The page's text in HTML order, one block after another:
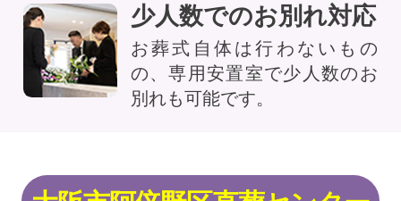
少人数でのお別れ対応
お葬式自体は行わないもの
の、専用安置室で少人数のお
別れも可能です。